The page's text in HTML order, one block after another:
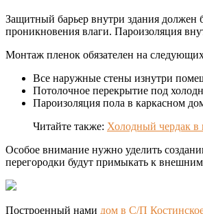
Защитный барьер внутри здания должен
проникновения влаги. Пароизоляция
Монтаж пленок обязателен на
Все наружные стены изнутри
Потолочное перекрытие под
Пароизоляция пола в каркасном
Читайте также: Холодный чердак в
Особое внимание нужно уделить
перегородки будут примыкать к
Построенный нами дом в С/П